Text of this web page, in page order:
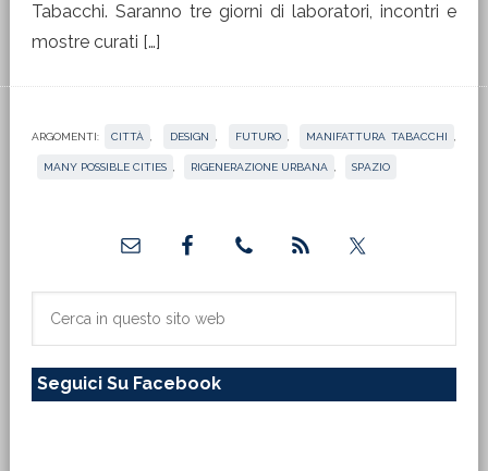
Tabacchi. Saranno tre giorni di laboratori, incontri e
mostre curati […]
ARGOMENTI: CITTÀ DESIGN FUTURO MANIFATTURA TABACCHI
MANY POSSIBLE CITIES RIGENERAZIONE URBANA SPAZIO
primaria
sito
Seguici Su Facebook